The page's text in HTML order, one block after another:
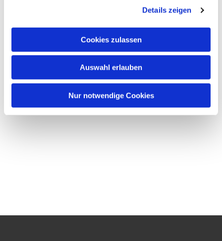
Details zeigen
Cookies zulassen
Auswahl erlauben
Nur notwendige Cookies